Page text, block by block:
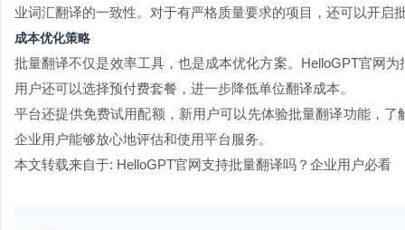
业词汇翻译的一致性。对于有严格质量要求的项目，还可以开启
成本优化策略
批量翻译不仅是效率工具，也是成本优化方案。HelloGPT官网
用户还可以选择预付费套餐，进一步降低单位翻译成本。
平台还提供免费试用配额，新用户可以先体验批量翻译功能，
企业用户能够放心地评估和使用平台服务。
本文转载来自于: HelloGPT官网支持批量翻译吗？企业用户必看